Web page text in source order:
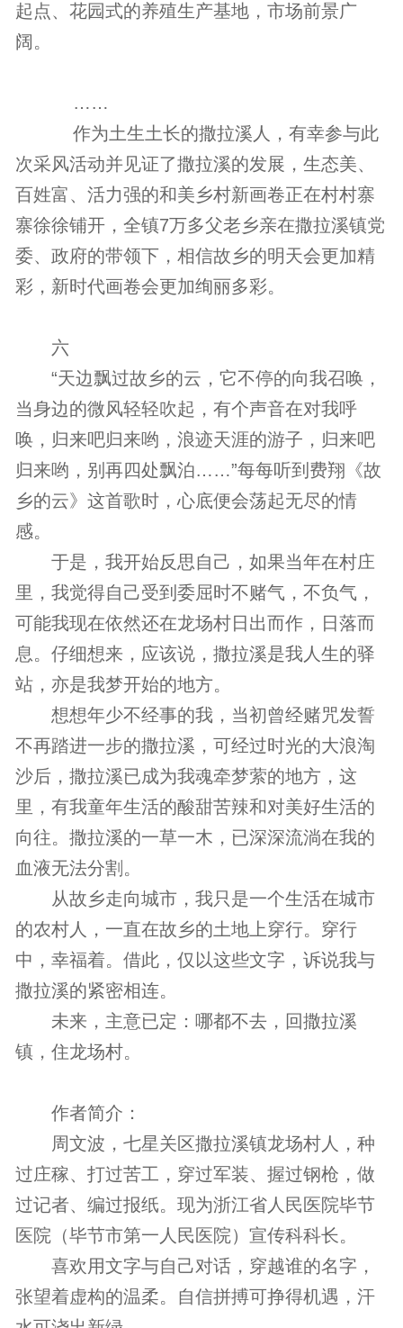
起点、花园式的养殖生产基地，市场前景广
阔。
……
作为土生土长的撒拉溪人，有幸参与此
次采风活动并见证了撒拉溪的发展，生态美、
百姓富、活力强的和美乡村新画卷正在村村寨
寨徐徐铺开，全镇7万多父老乡亲在撒拉溪镇党
委、政府的带领下，相信故乡的明天会更加精
彩，新时代画卷会更加绚丽多彩。
六
“天边飘过故乡的云，它不停的向我召唤，
当身边的微风轻轻吹起，有个声音在对我呼
唤，归来吧归来哟，浪迹天涯的游子，归来吧
归来哟，别再四处飘泊……”每每听到费翔《故
乡的云》这首歌时，心底便会荡起无尽的情
感。
于是，我开始反思自己，如果当年在村庄
里，我觉得自己受到委屈时不赌气，不负气，
可能我现在依然还在龙场村日出而作，日落而
息。仔细想来，应该说，撒拉溪是我人生的驿
站，亦是我梦开始的地方。
想想年少不经事的我，当初曾经赌咒发誓
不再踏进一步的撒拉溪，可经过时光的大浪淘
沙后，撒拉溪已成为我魂牵梦萦的地方，这
里，有我童年生活的酸甜苦辣和对美好生活的
向往。撒拉溪的一草一木，已深深流淌在我的
血液无法分割。
从故乡走向城市，我只是一个生活在城市
的农村人，一直在故乡的土地上穿行。穿行
中，幸福着。借此，仅以这些文字，诉说我与
撒拉溪的紧密相连。
未来，主意已定：哪都不去，回撒拉溪
镇，住龙场村。
作者简介：
周文波，七星关区撒拉溪镇龙场村人，种
过庄稼、打过苦工，穿过军装、握过钢枪，做
过记者、编过报纸。现为浙江省人民医院毕节
医院（毕节市第一人民医院）宣传科科长。
喜欢用文字与自己对话，穿越谁的名字，
张望着虚构的温柔。自信拼搏可挣得机遇，汗